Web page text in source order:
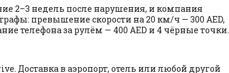
2–3 недель после нарушения, и компания
превышение скорости на 20 км/ч — 300 AED,
телефона за рулём — 400 AED и 4 чёрные точки.
Доставка в аэропорт, отель или любой другой